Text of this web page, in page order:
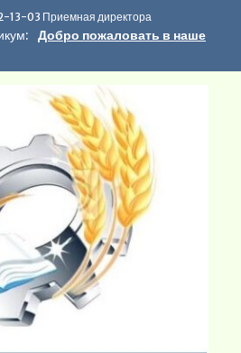
03 Приемная директора
Добро пожаловать в наше